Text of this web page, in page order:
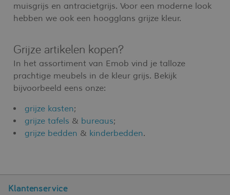
muisgrijs en antracietgrijs. Voor een moderne look
hebben we ook een hoogglans grijze kleur.
Grijze artikelen kopen?
In het assortiment van Emob vind je talloze
prachtige meubels in de kleur grijs. Bekijk
bijvoorbeeld eens onze:
grijze kasten;
grijze tafels & bureaus;
grijze bedden & kinderbedden.
Klantenservice